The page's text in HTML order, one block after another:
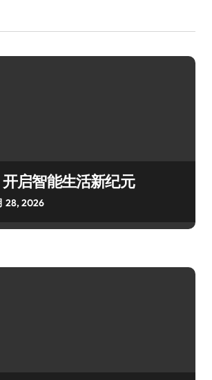
启智能生活新纪元
28, 2026